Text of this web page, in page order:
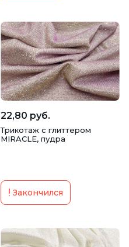
22,80 руб.
Трикотаж с глиттером
MIRACLE, пудра
Закончился